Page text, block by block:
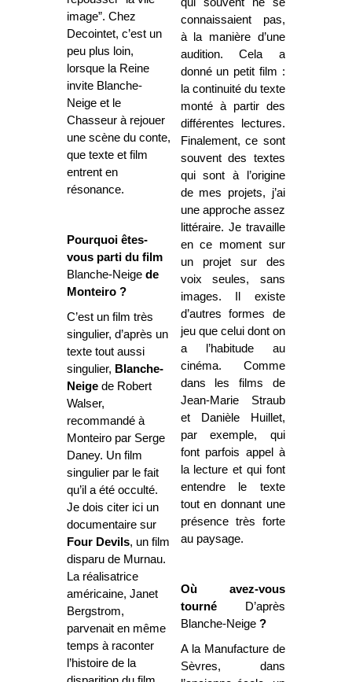
image”. Chez
Decointet, c’est un
peu plus loin,
lorsque la Reine
invite Blanche-
Neige et le
Chasseur à rejouer
une scène du conte,
que texte et film
entrent en
résonance.
Pourquoi êtes-
vous parti du film
Blanche-Neige de
Monteiro ?
C’est un film très
singulier, d’après un
texte tout aussi
singulier, Blanche-
Neige de Robert
Walser,
recommandé à
Monteiro par Serge
Daney. Un film
singulier par le fait
qu’il a été occulté.
Je dois citer ici un
documentaire sur
Four Devils, un film
disparu de Murnau.
La réalisatrice
américaine, Janet
Bergstrom,
parvenait en même
temps à raconter
l’histoire de la
connaissaient pas,
à la manière d’une
audition. Cela a
donné un petit film :
la continuité du texte
monté à partir des
différentes lectures.
Finalement, ce sont
souvent des textes
qui sont à l’origine
de mes projets, j’ai
une approcheassez
littéraire. Je travaille
en ce moment sur
un projet sur des
voix seules, sans
images. Il existe
d’autres formes de
jeu que celui dont on
a l’habitude au
cinéma. Comme
dans les films de
Jean-Marie Straub
et Danièle Huillet,
par exemple, qui
font parfois appel à
la lecture et qui font
entendre le texte
tout en donnant une
présence très forte
au paysage.
Où avez-vous
tourné
D’après
Blanche-Neige?
A la Manufacture de
Sèvres, dans